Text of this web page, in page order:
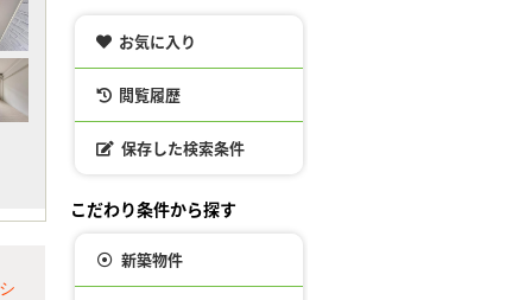
お気に入り
閲覧履歴
保存した検索条件
こだわり条件から探す
新築物件